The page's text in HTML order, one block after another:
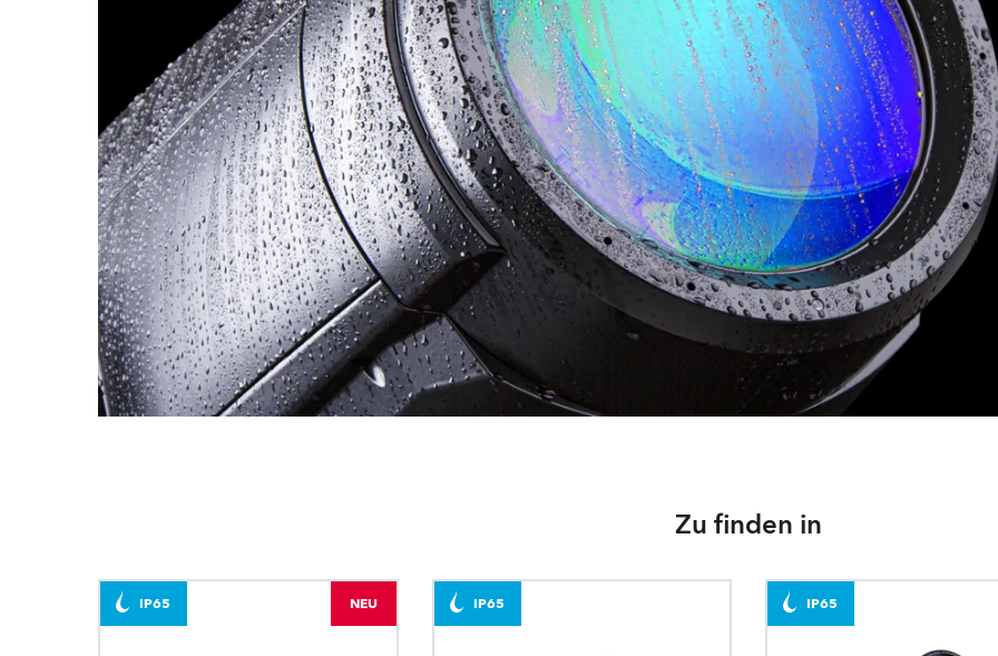
Zu finden in
IP65 NEU IP65 IP65